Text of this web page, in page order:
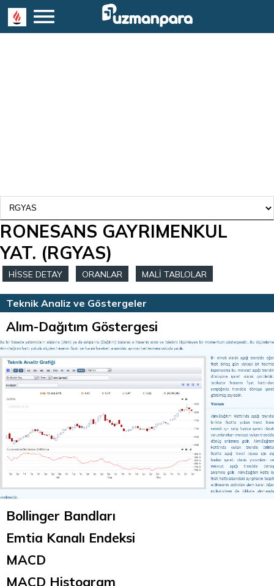
RONESANS GAYRIMENKUL
YAT. (RGYAS)
HİSSE DETAY ORANLAR MALİ TABLOLAR
HİSSE HABERLERİ TEKNİK ANALİZ
Teknik Analiz ve Göstergeler
Alım-Dağıtım Göstergesi
Bollinger Bandları
Emtia Kanalı Endeksi
MACD
MACD Histogram